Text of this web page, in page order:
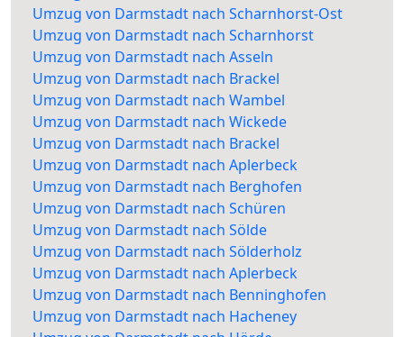
Umzug von Darmstadt nach Scharnhorst-Ost
Umzug von Darmstadt nach Scharnhorst
Umzug von Darmstadt nach Asseln
Umzug von Darmstadt nach Brackel
Umzug von Darmstadt nach Wambel
Umzug von Darmstadt nach Wickede
Umzug von Darmstadt nach Brackel
Umzug von Darmstadt nach Aplerbeck
Umzug von Darmstadt nach Berghofen
Umzug von Darmstadt nach Schüren
Umzug von Darmstadt nach Sölde
Umzug von Darmstadt nach Sölderholz
Umzug von Darmstadt nach Aplerbeck
Umzug von Darmstadt nach Benninghofen
Umzug von Darmstadt nach Hacheney